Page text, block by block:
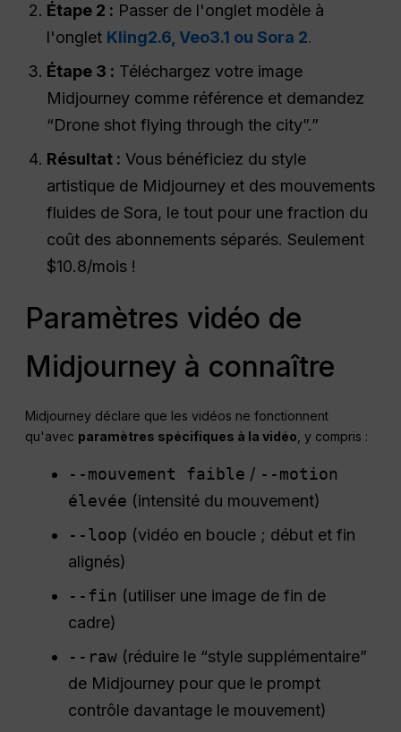
Étape 2 : Passer de l'onglet modèle à
l'onglet Kling2.6, Veo3.1 ou Sora 2.
Étape 3 : Téléchargez votre image
Midjourney comme référence et demandez
“Drone shot flying through the city”.”
Résultat : Vous bénéficiez du style
artistique de Midjourney et des mouvements
fluides de Sora, le tout pour une fraction du
coût des abonnements séparés. Seulement
$10.8/mois !
Paramètres vidéo de
Midjourney à connaître
Midjourney déclare que les vidéos ne fonctionnent
qu'avec paramètres spécifiques à la vidéo , y compris :
--mouvement faible / --motion
élevée (intensité du mouvement)
--loop (vidéo en boucle ; début et fin
alignés)
--fin (utiliser une image de fin de
cadre)
--raw (réduire le “style supplémentaire”
de Midjourney pour que le prompt
contrôle davantage le mouvement)